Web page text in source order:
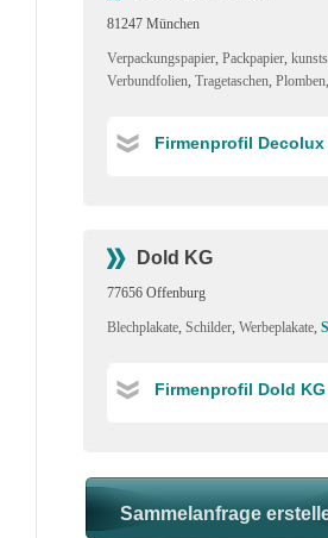
81247 München
Verpackungspapier, Packpapier,
Verbundfolien, Tragetaschen, Plomben,
Firmenprofil Decolux
Dold KG
77656 Offenburg
Blechplakate, Schilder, Werbeplakate,
Firmenprofil Dold